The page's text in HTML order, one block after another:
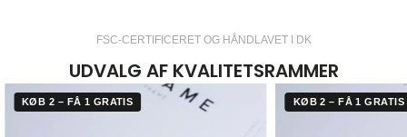
FSC-CERTIFICERET OG HÅNDLAVET I DK
UDVALG AF KVALITETSRAMMER
KØB 2 – FÅ 1 GRATIS KØB 2 – FÅ 1 GRATIS